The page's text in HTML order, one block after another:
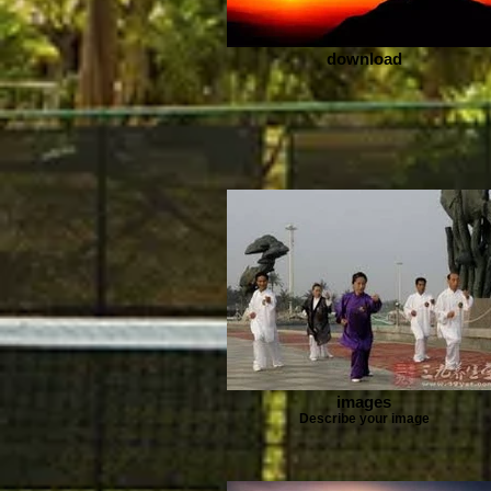
download
images
Describe your image